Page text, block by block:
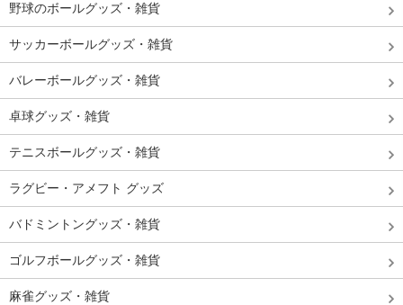
野球のボールグッズ・雑貨
サッカーボールグッズ・雑貨
バレーボールグッズ・雑貨
卓球グッズ・雑貨
テニスボールグッズ・雑貨
ラグビー・アメフト グッズ
バドミントングッズ・雑貨
ゴルフボールグッズ・雑貨
麻雀グッズ・雑貨